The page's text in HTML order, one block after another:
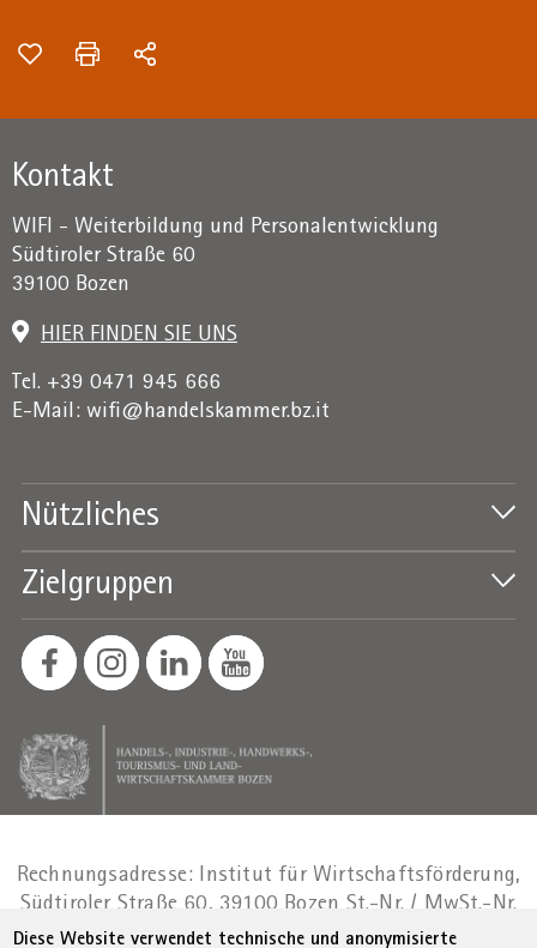
Kontakt
WIFI - Weiterbildung und Personalentwicklung
Südtiroler Straße 60
39100 Bozen
HIER FINDEN SIE UNS
Tel. +39 0471 945 666
E-Mail: wifi@handelskammer.bz.it
Nützliches
Zielgruppen
Rechnungsadresse: Institut für Wirtschaftsförderung,
Südtiroler Straße 60, 39100 Bozen St.-Nr. / MwSt.-Nr.
01716880214|administration-
Diese Website verwendet technische und anonymisierte